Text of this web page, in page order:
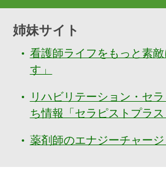
姉妹サイト
看護師ライフをもっと素敵
す」
リハビリテーション・セ
ち情報「セラピストプラス
薬剤師のエナジーチャー